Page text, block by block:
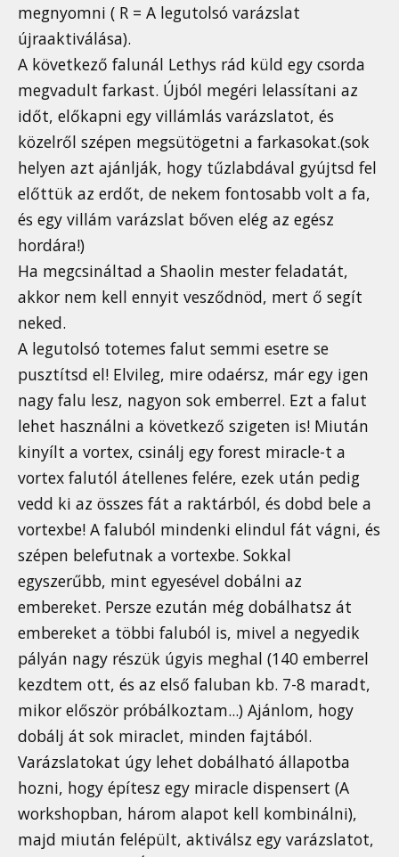
megnyomni ( R = A legutolsó varázslat
újraaktiválása).
A következő falunál Lethys rád küld egy csorda
megvadult farkast. Újból megéri lelassítani az
időt, előkapni egy villámlás varázslatot, és
közelről szépen megsütögetni a farkasokat.(sok
helyen azt ajánlják, hogy tűzlabdával gyújtsd fel
előttük az erdőt, de nekem fontosabb volt a fa,
és egy villám varázslat bőven elég az egész
hordára!)
Ha megcsináltad a Shaolin mester feladatát,
akkor nem kell ennyit vesződnöd, mert ő segít
neked.
A legutolsó totemes falut semmi esetre se
pusztítsd el! Elvileg, mire odaérsz, már egy igen
nagy falu lesz, nagyon sok emberrel. Ezt a falut
lehet használni a következő szigeten is! Miután
kinyílt a vortex, csinálj egy forest miracle-t a
vortex falutól átellenes felére, ezek után pedig
vedd ki az összes fát a raktárból, és dobd bele a
vortexbe! A faluból mindenki elindul fát vágni, és
szépen belefutnak a vortexbe. Sokkal
egyszerűbb, mint egyesével dobálni az
embereket. Persze ezután még dobálhatsz át
embereket a többi faluból is, mivel a negyedik
pályán nagy részük úgyis meghal (140 emberrel
kezdtem ott, és az első faluban kb. 7-8 maradt,
mikor először próbálkoztam...) Ajánlom, hogy
dobálj át sok miraclet, minden fajtából.
Varázslatokat úgy lehet dobálható állapotba
hozni, hogy építesz egy miracle dispensert (A
workshopban, három alapot kell kombinálni),
majd miután felépült, aktiválsz egy varázslatot,